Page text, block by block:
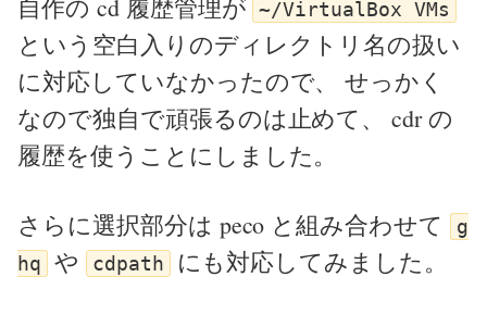
自作の cd 履歴管理が ~/VirtualBox VMs
という空白入りのディレクトリ名の扱い
に対応していなかったので、 せっかく
なので独自で頑張るのは止めて、 cdr の
履歴を使うことにしました。
さらに選択部分は peco と組み合わせて g
hq や cdpath にも対応してみました。